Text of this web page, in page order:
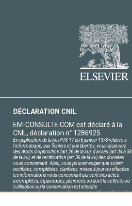
DÉCLARATION CNIL
EM-CONSULTE.COM est déclaré à la
CNIL, déclaration n° 1286925.
En application de la loi nº78-17 du 6 janvier 1978 relative à
l'informatique, aux fichiers et aux libertés, vous disposez
des droits d'opposition (art.26 de la loi), d'accès (art.34 à 38
de la loi), et de rectification (art.36 de la loi) des données
vous concernant. Ainsi, vous pouvez exiger que soient
rectifiées, complétées, clarifiées, mises à jour ou effacées
les informations vous concernant qui sont inexactes,
incomplètes, équivoques, périmées ou dont la collecte ou
l'utilisation ou la conservation est interdite.
Les informations personnelles concernant les visiteurs de